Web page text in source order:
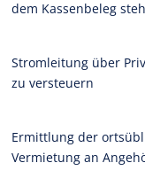
dem Kassenbeleg
Stromleitung über
zu versteuern
Ermittlung der
Vermietung an